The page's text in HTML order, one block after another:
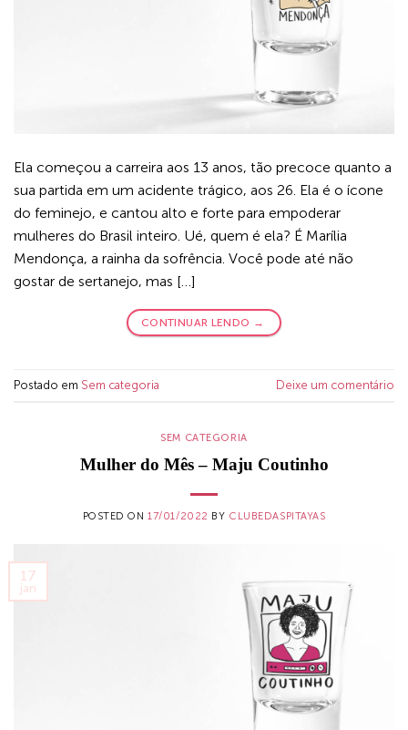
Ela começou a carreira aos 13 anos, tão precoce quanto a
sua partida em um acidente trágico, aos 26. Ela é o ícone
do feminejo, e cantou alto e forte para empoderar
mulheres do Brasil inteiro. Ué, quem é ela? É Marília
Mendonça, a rainha da sofrência. Você pode até não
gostar de sertanejo, mas […]
CONTINUAR LENDO →
Postado em Sem categoria Deixe um comentário
SEM CATEGORIA
Mulher do Mês – Maju Coutinho
POSTED ON17/01/2022 BY CLUBEDASPITAYAS
17
jan